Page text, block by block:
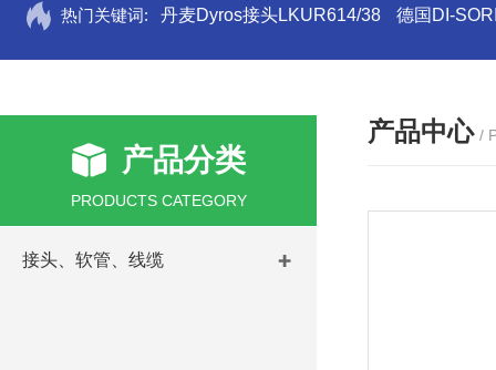
热门关键词: 丹麦Dyros接头LKUR614/38 德国DI-
产品分类
PRODUCTS CATEGORY
接头、软管、线缆
产品中心 /